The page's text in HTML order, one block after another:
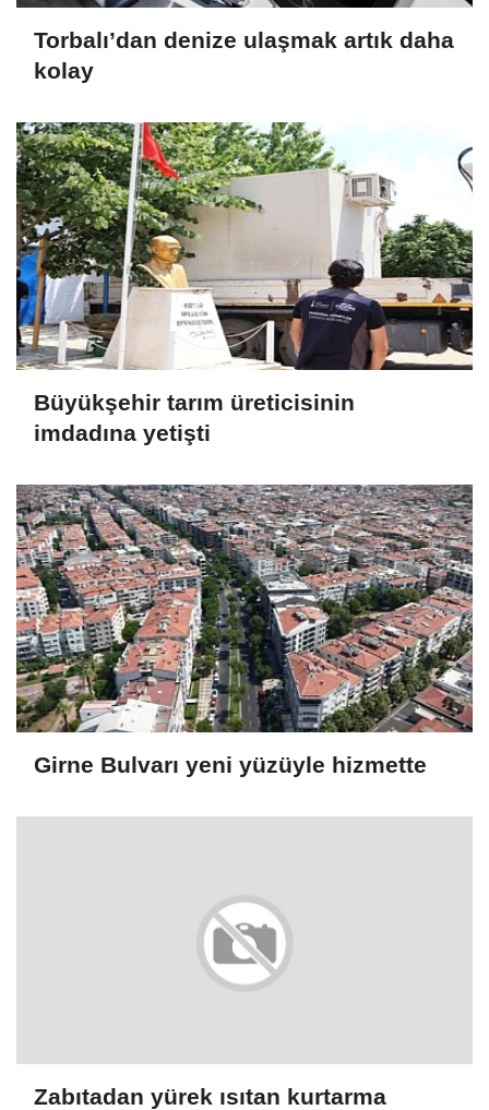
Torbalı’dan denize ulaşmak artık daha
kolay
Büyükşehir tarım üreticisinin
imdadına yetişti
Girne Bulvarı yeni yüzüyle hizmette
Zabıtadan yürek ısıtan kurtarma